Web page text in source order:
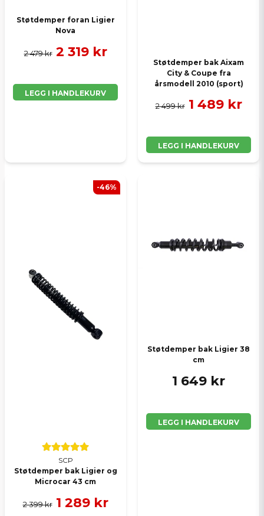
Støtdemper foran Ligier
Nova
2 479 kr 2 319 kr
LEGG I HANDLEKURV
Støtdemper bak Aixam
City & Coupe fra
årsmodell 2010 (sport)
2 499 kr 1 489 kr
LEGG I HANDLEKURV
SCP
Støtdemper bak Ligier og
Microcar 43 cm
2 399 kr 1 289 kr
-46%
Støtdemper bak Ligier 38
cm
1 649 kr
LEGG I HANDLEKURV